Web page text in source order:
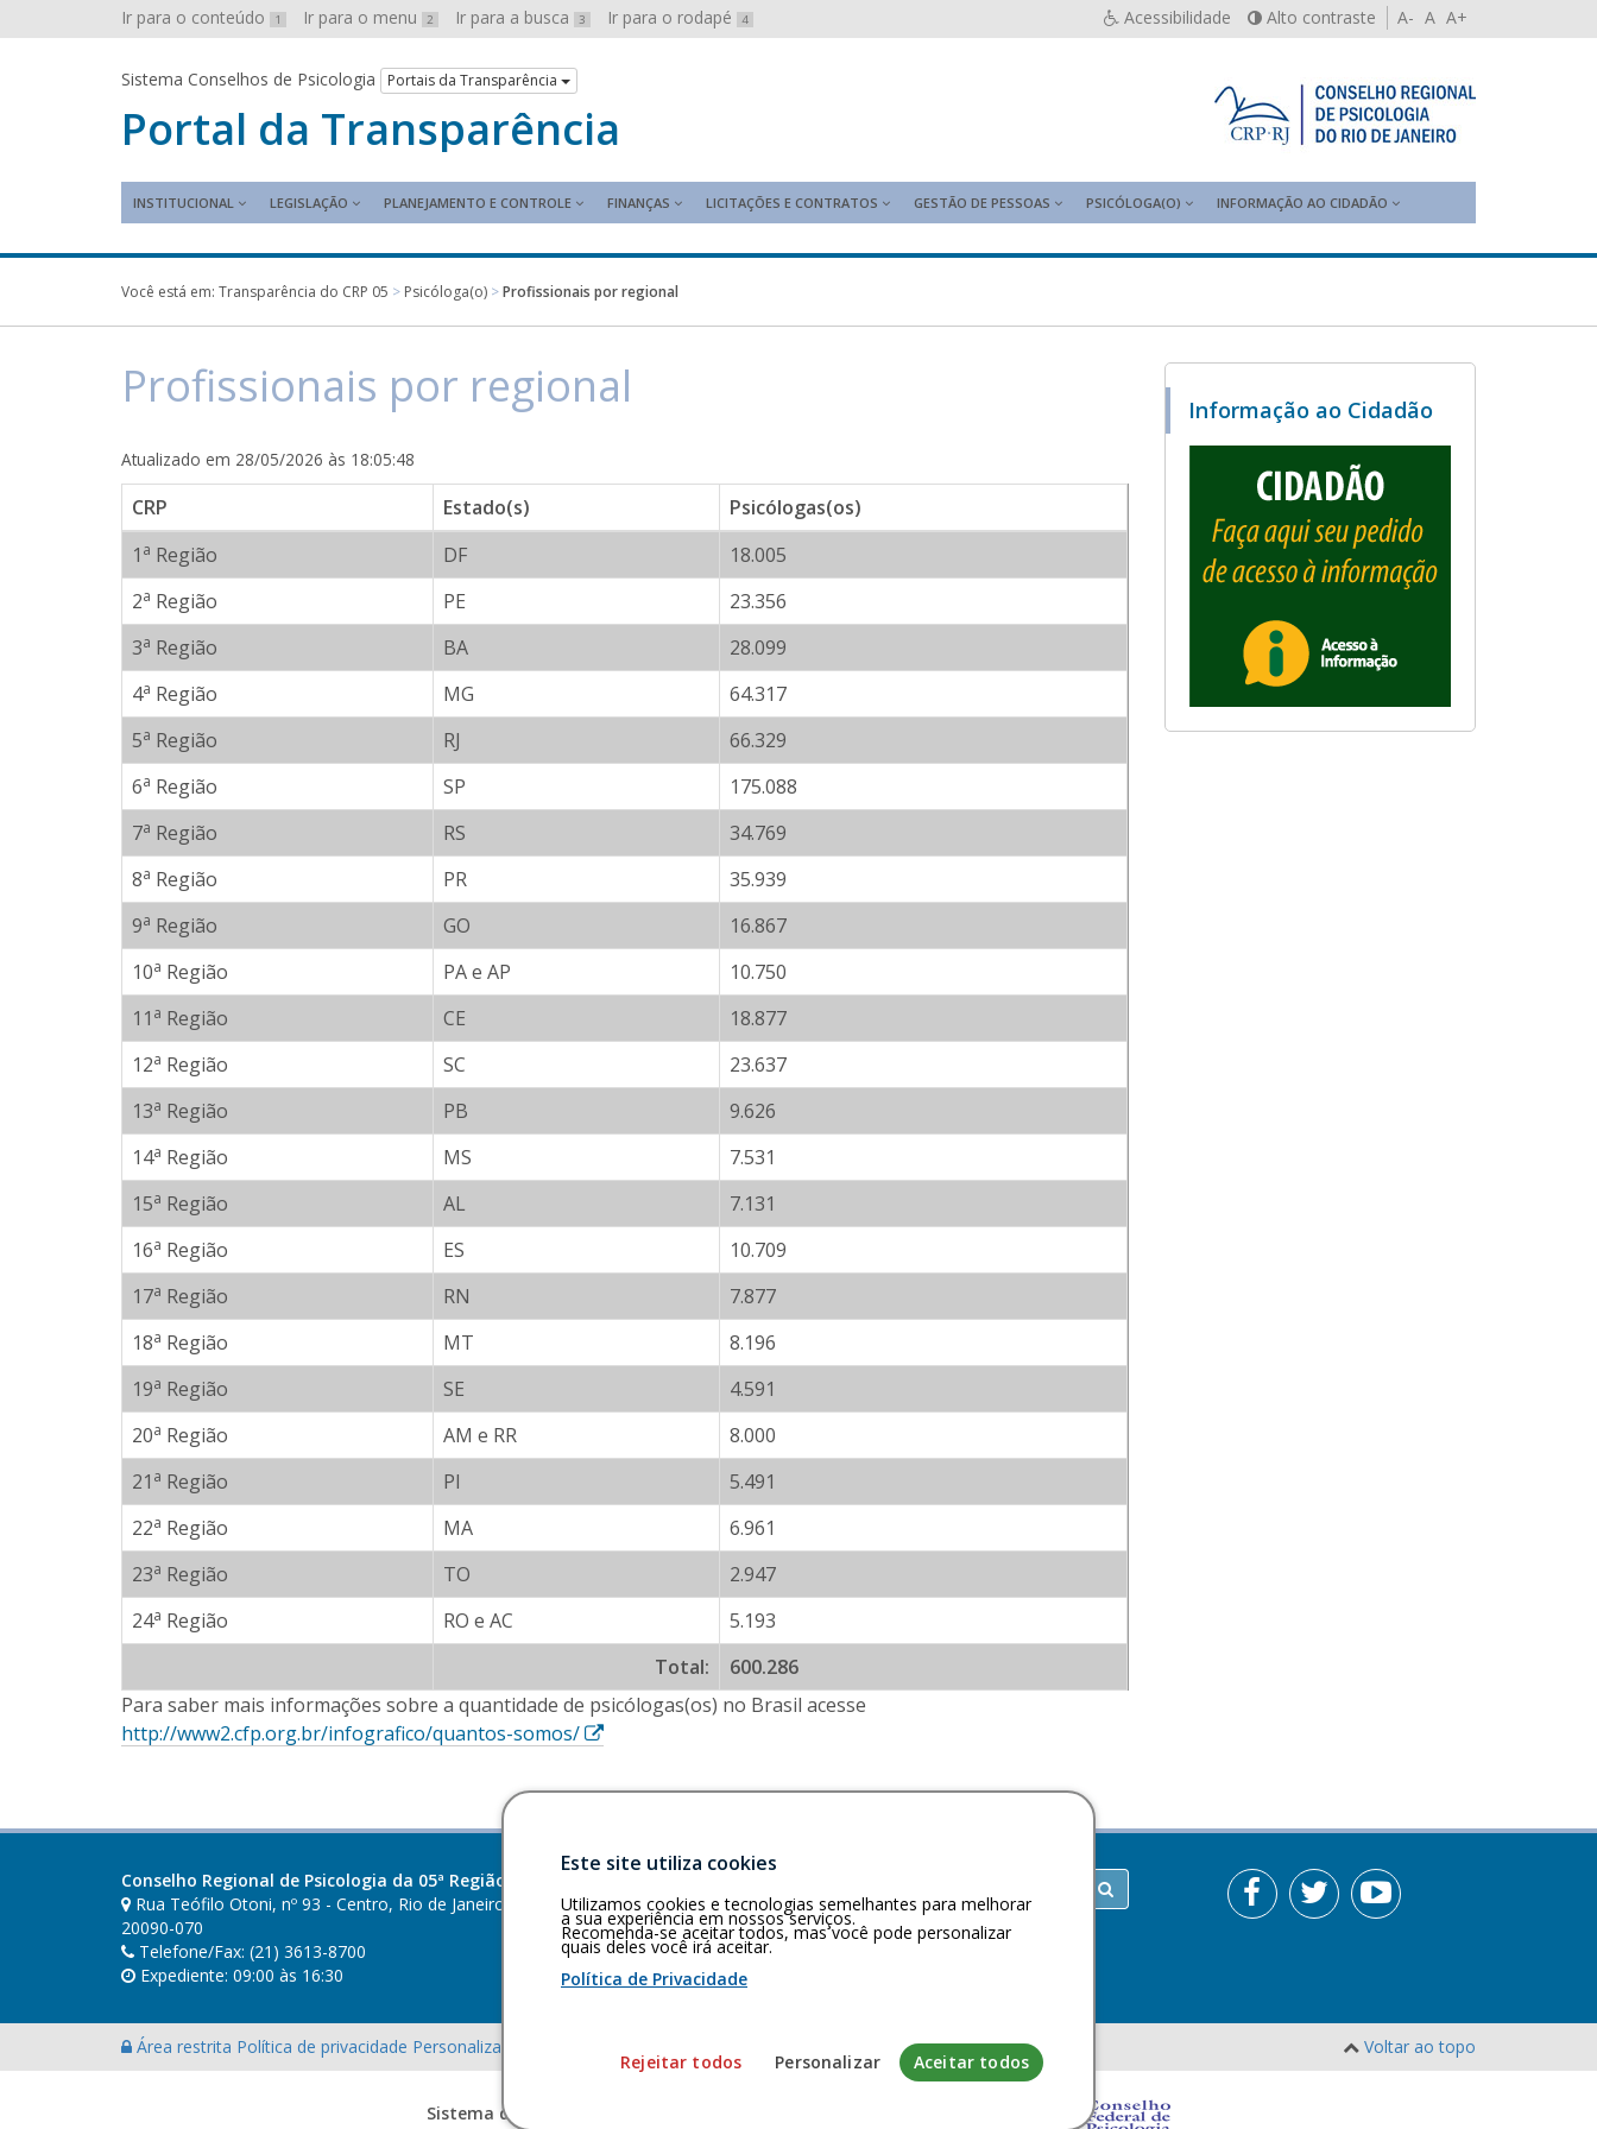
Ir para o conteúdo 1 Ir para o menu 2 Ir para a busca 3 Ir para o rodapé 4 Acessibilidade Alto contraste A- A A+
Sistema Conselhos de Psicologia Portais da Transparência
Portal da Transparência
INSTITUCIONAL LEGISLAÇÃO PLANEJAMENTO E CONTROLE FINANÇAS LICITAÇÕES E CONTRATOS GESTÃO DE PESSOAS PSICÓLOGA(O) INFORMAÇÃO AO CIDADÃO
Você está em: Transparência do CRP 05 > Psicóloga(o) >Profissionais por regional
Profissionais por regional
Atualizado em 28/05/2026 às 18:05:48
CRP Estado(s)
Psicólogas(os)
1 a Região DF
18.005
2a Região PE
23.356
3a Região BA
28.099
4a Região MG
64.317
5a Região RJ
66.329
6a Região SP
175.088
7a Região RS
34.769
8a Região PR
35.939
9a Região GO
16.867
10a Região PA e AP
10.750
11 a Região CE
18.877
12a Região SC
23.637
13a Região PB
9.626
14a Região MS
7.531
15a Região AL
7.131
16a Região ES
10.709
17a Região RN
7.877
18a Região MT
8.196
19a Região SE
4.591
20a Região AM e RR
8.000
21 a Região PI
5.491
22a Região MA
6.961
23a Região TO
2.947
24a Região RO e AC
5.193
Total:
600.286
Para saber mais informações sobre a quantidade de psicólogas(os) no Brasil acesse
http://www2.cfp.org.br/infografico/quantos-somos/
E
s
n
k
a
b
Informação ao Cidadão
Conselho Regional de Psicologia da 05ª Região (RJ)
Rua Teófilo Otoni, nº 93 - Centro, Rio de Janeiro - RJ - CEP: CEP
20090-070
Telefone/Fax: (21) 3613-8700
Expediente: 09:00 às 16:30
Área restrita Política de privacidade Personalização de cookies Voltar ao topo
Sistema desenvolvido pela Gerência de Tecnologia da Informação do CFP
Este site utiliza cookies
Utilizamos cookies e tecnologias semelhantes para melhorar
a sua experiência em nossos serviços.
Recomenda-se aceitar todos, mas você pode personalizar
quais deles você irá aceitar.
Política de Privacidade
Rejeitar todos Personalizar Aceitar todos